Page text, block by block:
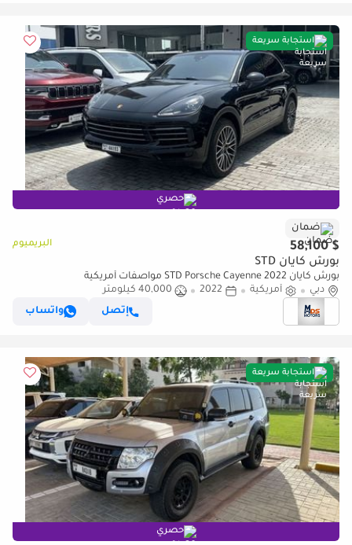
استجابة سريعة
حصري
ضمان
$ 58,100 البريميوم
بورش كايان STD
بورش كايان STD Porsche Cayenne 2022 مواصفات أمريكية
دبي
أمريكية 2022
40,000 كيلومتر
إتصل
واتساب
استجابة سريعة
حصري